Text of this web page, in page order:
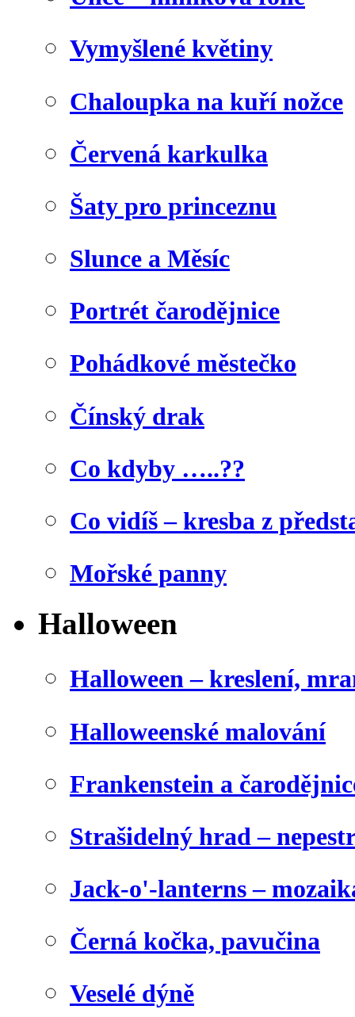
Vymyšlené květiny
Chaloupka na kuří nožce
Červená karkulka
Šaty pro princeznu
Slunce a Měsíc
Portrét čarodějnice
Pohádkové městečko
Čínský drak
Co kdyby …..??
Co vidíš – kresba z
Mořské panny
Halloween
Halloween – kreslení,
Halloweenské malování
Frankenstein a
Strašidelný hrad –
Jack-o'-lanterns –
Černá kočka, pavučina
Veselé dýně